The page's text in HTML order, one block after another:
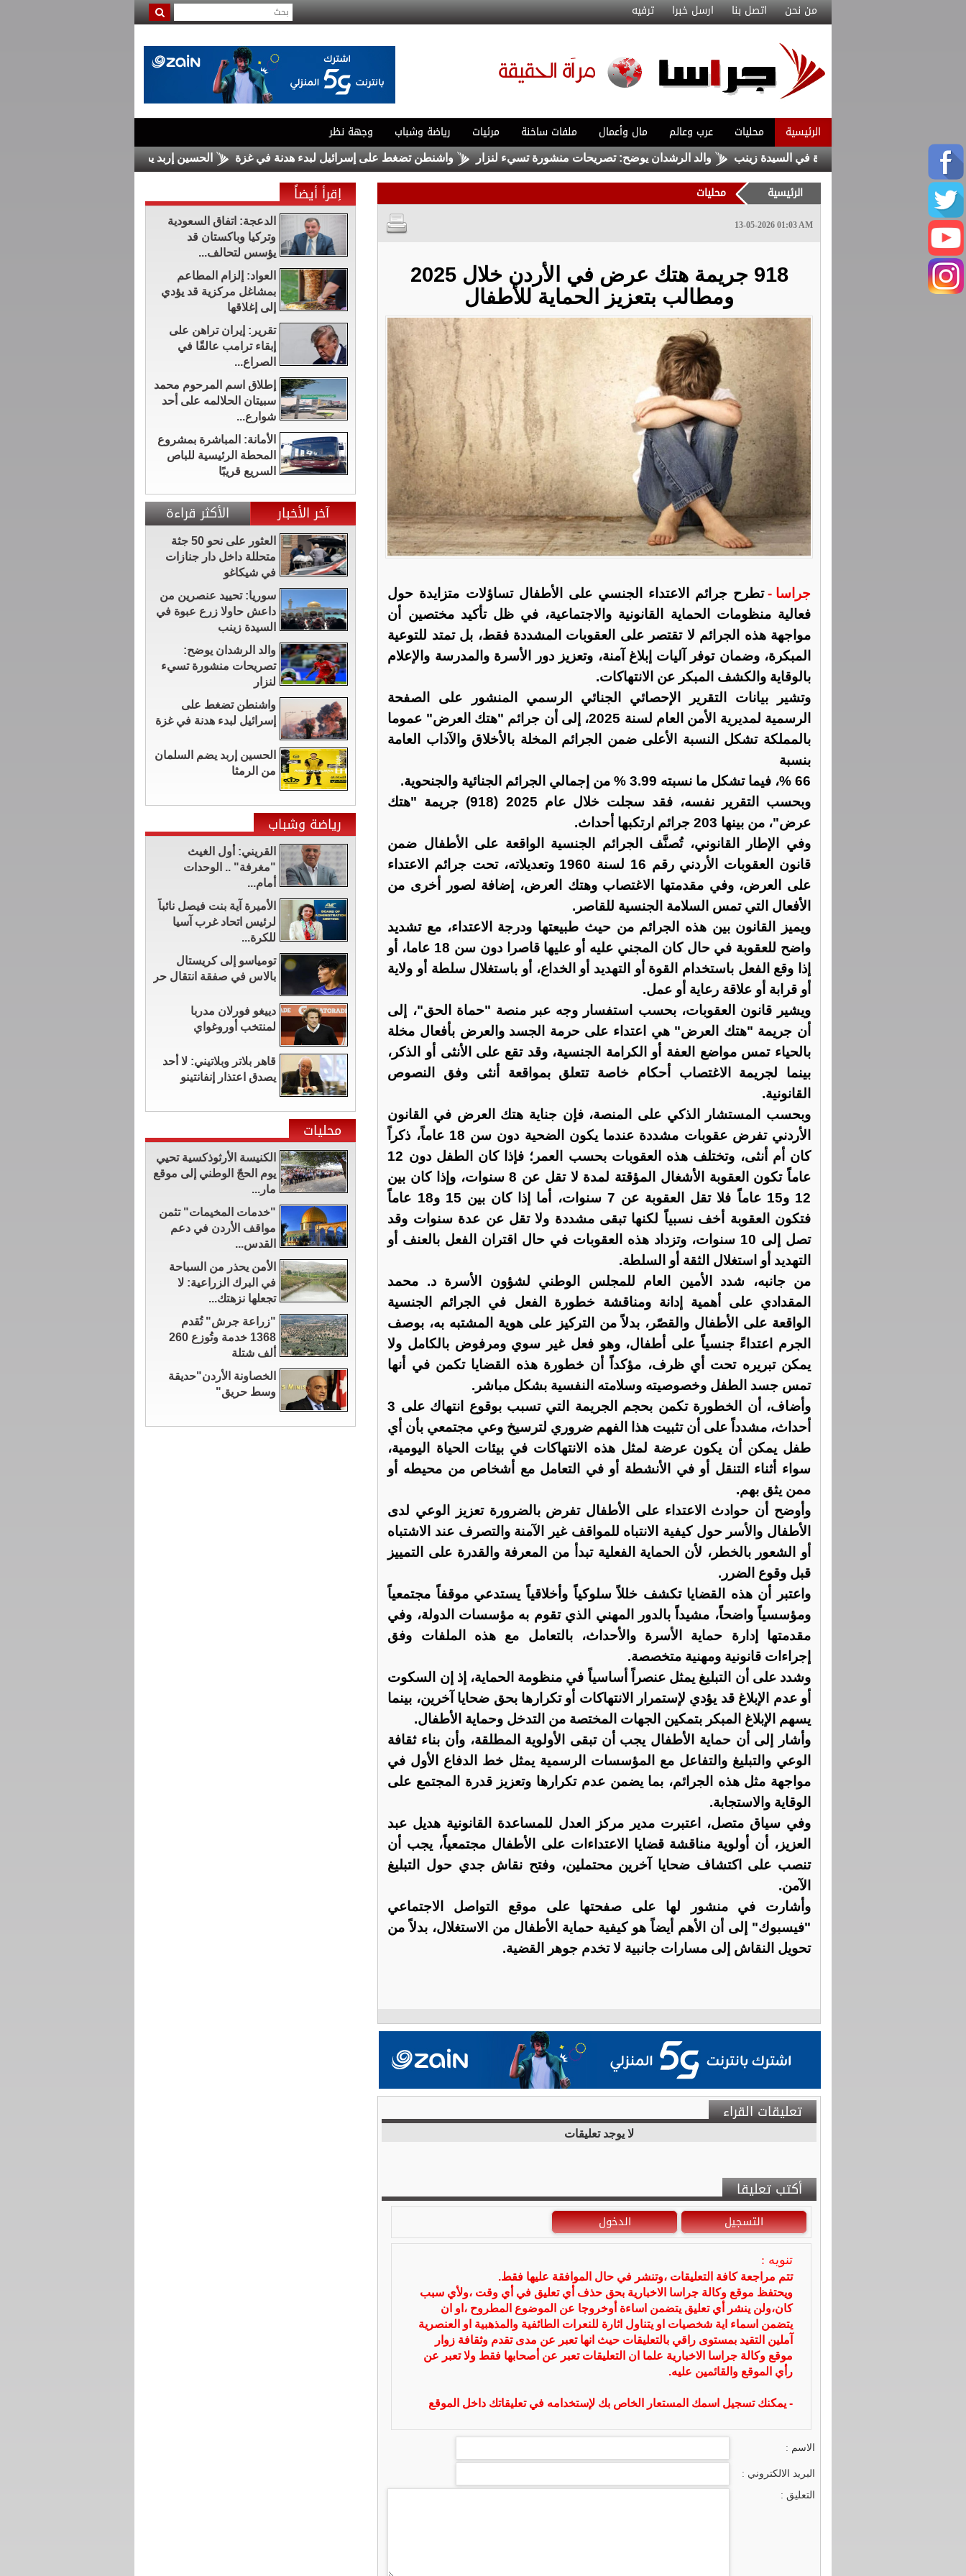
من نحن اتصل بنا ارسل خبرا ترفيه
الرئيسية محليات عرب وعالم مال وأعمال ملفات ساخنة مرئيات رياضة وشباب وجهة نظر
داعش حاولا زرع عبوة في السيدة زينب والد الرشدان يوضح: تصريحات منشورة تسيء لنزار واشنطن تضغط على إسرائيل لبدء هدنة في غزة الحسين إربد يضم السلمان من الرمثا
الرئيسية محليات
13-05-2026 01:03 AM
918 جريمة هتك عرض في الأردن خلال 2025
ومطالب بتعزيز الحماية للأطفال
جراسا - تطرح جرائم الاعتداء الجنسي على الأطفال تساؤلات متزايدة حول
فعالية منظومات الحماية القانونية والاجتماعية، في ظل تأكيد مختصين أن
مواجهة هذه الجرائم لا تقتصر على العقوبات المشددة فقط، بل تمتد للتوعية
المبكرة، وضمان توفر آليات إبلاغ آمنة، وتعزيز دور الأسرة والمدرسة والإعلام
بالوقاية والكشف المبكر عن الانتهاكات.
وتشير بيانات التقرير الإحصائي الجنائي الرسمي المنشور على الصفحة
الرسمية لمديرية الأمن العام لسنة 2025، إلى أن جرائم "هتك العرض" عموما
بالمملكة تشكل النسبة الأعلى ضمن الجرائم المخلة بالأخلاق والآداب العامة
بنسبة
66 %، فيما تشكل ما نسبته 3.99 % من إجمالي الجرائم الجنائية والجنحوية.
وبحسب التقرير نفسه، فقد سجلت خلال عام 2025 (918) جريمة "هتك
عرض"، من بينها 203 جرائم ارتكبها أحداث.
وفي الإطار القانوني، تُصنَّف الجرائم الجنسية الواقعة على الأطفال ضمن
قانون العقوبات الأردني رقم 16 لسنة 1960 وتعديلاته، تحت جرائم الاعتداء
على العرض، وفي مقدمتها الاغتصاب وهتك العرض، إضافة لصور أخرى من
الأفعال التي تمس السلامة الجنسية للقاصر.
ويميز القانون بين هذه الجرائم من حيث طبيعتها ودرجة الاعتداء، مع تشديد
واضح للعقوبة في حال كان المجني عليه أو عليها قاصرا دون سن 18 عاما، أو
إذا وقع الفعل باستخدام القوة أو التهديد أو الخداع، أو باستغلال سلطة أو ولاية
أو قرابة أو علاقة رعاية أو عمل.
ويشير قانون العقوبات، بحسب استفسار وجه عبر منصة "حماة الحق"، إلى
أن جريمة "هتك العرض" هي اعتداء على حرمة الجسد والعرض بأفعال مخلة
بالحياء تمس مواضع العفة أو الكرامة الجنسية، وقد تقع على الأنثى أو الذكر،
بينما لجريمة الاغتصاب أحكام خاصة تتعلق بمواقعة أنثى وفق النصوص
القانونية.
وبحسب المستشار الذكي على المنصة، فإن جناية هتك العرض في القانون
الأردني تفرض عقوبات مشددة عندما يكون الضحية دون سن 18 عاماً، ذكراً
كان أم أنثى، وتختلف هذه العقوبات بحسب العمر؛ فإذا كان الطفل دون 12
عاماً تكون العقوبة الأشغال المؤقتة لمدة لا تقل عن 8 سنوات، وإذا كان بين
12 و15 عاماً فلا تقل العقوبة عن 7 سنوات، أما إذا كان بين 15 و18 عاماً
فتكون العقوبة أخف نسبياً لكنها تبقى مشددة ولا تقل عن عدة سنوات وقد
تصل إلى 10 سنوات، وتزداد هذه العقوبات في حال اقتران الفعل بالعنف أو
التهديد أو استغلال الثقة أو السلطة.
من جانبه، شدد الأمين العام للمجلس الوطني لشؤون الأسرة د. محمد
المقدادي على أهمية إدانة ومناقشة خطورة الفعل في الجرائم الجنسية
الواقعة على الأطفال والقصّر، بدلاً من التركيز على هوية المشتبه به، بوصف
الجرم اعتداءً جنسياً على أطفال، وهو فعل غير سوي ومرفوض بالكامل ولا
يمكن تبريره تحت أي ظرف، مؤكداً أن خطورة هذه القضايا تكمن في أنها
تمس جسد الطفل وخصوصيته وسلامته النفسية بشكل مباشر.
وأضاف، أن الخطورة تكمن بحجم الجريمة التي تسبب بوقوع انتهاك على 3
أحداث، مشدداً على أن تثبيت هذا الفهم ضروري لترسيخ وعي مجتمعي بأن أي
طفل يمكن أن يكون عرضة لمثل هذه الانتهاكات في بيئات الحياة اليومية،
سواء أثناء التنقل أو في الأنشطة أو في التعامل مع أشخاص من محيطه أو
ممن يثق بهم.
وأوضح أن حوادث الاعتداء على الأطفال تفرض بالضرورة تعزيز الوعي لدى
الأطفال والأسر حول كيفية الانتباه للمواقف غير الآمنة والتصرف عند الاشتباه
أو الشعور بالخطر، لأن الحماية الفعلية تبدأ من المعرفة والقدرة على التمييز
قبل وقوع الضرر.
واعتبر أن هذه القضايا تكشف خللاً سلوكياً وأخلاقياً يستدعي موقفاً مجتمعياً
ومؤسسياً واضحاً، مشيداً بالدور المهني الذي تقوم به مؤسسات الدولة، وفي
مقدمتها إدارة حماية الأسرة والأحداث، بالتعامل مع هذه الملفات وفق
إجراءات قانونية ومهنية متخصصة.
وشدد على أن التبليغ يمثل عنصراً أساسياً في منظومة الحماية، إذ إن السكوت
أو عدم الإبلاغ قد يؤدي لإستمرار الانتهاكات أو تكرارها بحق ضحايا آخرين، بينما
يسهم الإبلاغ المبكر بتمكين الجهات المختصة من التدخل وحماية الأطفال.
وأشار إلى أن حماية الأطفال يجب أن تبقى الأولوية المطلقة، وأن بناء ثقافة
الوعي والتبليغ والتفاعل مع المؤسسات الرسمية يمثل خط الدفاع الأول في
مواجهة مثل هذه الجرائم، بما يضمن عدم تكرارها وتعزيز قدرة المجتمع على
الوقاية والاستجابة.
وفي سياق متصل، اعتبرت مدير مركز العدل للمساعدة القانونية هديل عبد
العزيز، أن أولوية مناقشة قضايا الاعتداءات على الأطفال مجتمعياً، يجب أن
تنصب على اكتشاف ضحايا آخرين محتملين، وفتح نقاش جدي حول التبليغ
الآمن.
وأشارت في منشور لها على صفحتها على موقع التواصل الاجتماعي
"فيسبوك" إلى أن الأهم أيضاً هو كيفية حماية الأطفال من الاستغلال، بدلاً من
تحويل النقاش إلى مسارات جانبية لا تخدم جوهر القضية.
تعليقات القراء
لا يوجد تعليقات
أكتب تعليقا
التسجيل الدخول
تنويه :
تتم مراجعة كافة التعليقات ،وتنشر في حال الموافقة عليها فقط.
ويحتفظ موقع وكالة جراسا الاخبارية بحق حذف أي تعليق في أي وقت ،ولأي سبب
كان،ولن ينشر أي تعليق يتضمن اساءة أوخروجا عن الموضوع المطروح ،او ان
يتضمن اسماء اية شخصيات او يتناول اثارة للنعرات الطائفية والمذهبية او العنصرية
آملين التقيد بمستوى راقي بالتعليقات حيث انها تعبر عن مدى تقدم وثقافة زوار
موقع وكالة جراسا الاخبارية علما ان التعليقات تعبر عن أصحابها فقط ولا تعبر عن
رأي الموقع والقائمين عليه.
- يمكنك تسجيل اسمك المستعار الخاص بك لإستخدامه في تعليقاتك داخل الموقع
الاسم :
البريد الالكتروني :
التعليق :
إقرأ أيضاً
الدعجة: اتفاق السعودية
وتركيا وباكستان قد
يؤسس لتحالف...
العواد: إلزام المطاعم
بمشاغل مركزية قد يؤدي
إلى إغلاقها
تقرير: إيران تراهن على
إبقاء ترامب عالقًا في
الصراع...
إطلاق اسم المرحوم محمد
سبيتان الحلالمه على أحد
شوارع...
الأمانة: المباشرة بمشروع
المحطة الرئيسية للباص
السريع قريبًا
آخر الأخبار الأكثر قراءة
العثور على نحو 50 جثة
متحللة داخل دار جنازات
في شيكاغو
سوريا: تحييد عنصرين من
داعش حاولا زرع عبوة في
السيدة زينب
والد الرشدان يوضح:
تصريحات منشورة تسيء
لنزار
واشنطن تضغط على
إسرائيل لبدء هدنة في غزة
الحسين إربد يضم السلمان
من الرمثا
رياضة وشباب
القريني: أول الغيث
"مغرفة" .. الوحدات
أمام...
الأميرة آية بنت فيصل نائباً
لرئيس اتحاد غرب آسيا
للكرة...
تومياسو إلى كريستال
بالاس في صفقة انتقال حر
دييغو فورلان مدربا
لمنتخب أوروغواي
قاهر بلاتر وبلاتيني: لا أحد
يصدق اعتذار إنفانتينو
محليات
الكنيسة الأرثوذكسية تحيي
يوم الحجّ الوطني إلى موقع
مار...
"خدمات المخيمات" تثمن
مواقف الأردن في دعم
القدس...
الأمن يحذر من السباحة
في البرك الزراعية: لا
تجعلها نزهتك...
"زراعة جرش" تُقدم
1368 خدمة وتُوزع 260
ألف شتلة
الخصاونة الأردن"حديقة
وسط حريق"